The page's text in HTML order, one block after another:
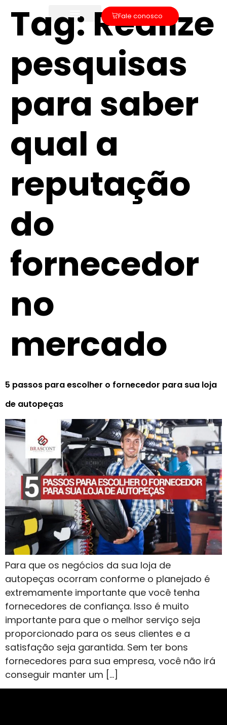
Fale conosco
Tag: Realize
pesquisas
para saber
qual a
reputação
do
fornecedor
no
mercado
5 passos para escolher o fornecedor para sua loja
de autopeças
Para que os negócios da sua loja de
autopeças ocorram conforme o planejado é
extremamente importante que você tenha
fornecedores de confiança. Isso é muito
importante para que o melhor serviço seja
proporcionado para os seus clientes e a
satisfação seja garantida. Sem ter bons
fornecedores para sua empresa, você não irá
conseguir manter um […]